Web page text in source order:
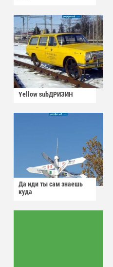
Yellow subДРИЗИН
Да иди ты сам знаешь
куда